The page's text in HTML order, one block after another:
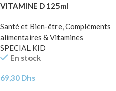
VITAMINE D 125ml
Santé et Bien-être,Compléments
alimentaires & Vitamines
SPECIAL KID
En stock
69,30 Dhs